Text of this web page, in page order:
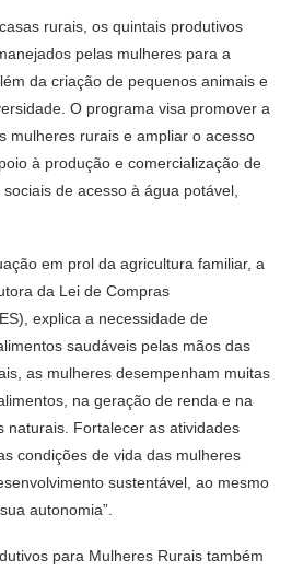
rurais, os quintais produtivos
pelas mulheres para a
da criação de pequenos animais e
O programa visa promover a
mulheres rurais e ampliar o acesso
à produção e comercialização de
de acesso à água potável,
em prol da agricultura familiar, a
da Lei de Compras
explica a necessidade de
saudáveis pelas mãos das
as mulheres desempenham muitas
na geração de renda e na
naturais. Fortalecer as atividades
condições de vida das mulheres
sustentável, ao mesmo
autonomia”.
para Mulheres Rurais também